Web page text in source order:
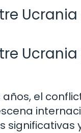
el
significativas